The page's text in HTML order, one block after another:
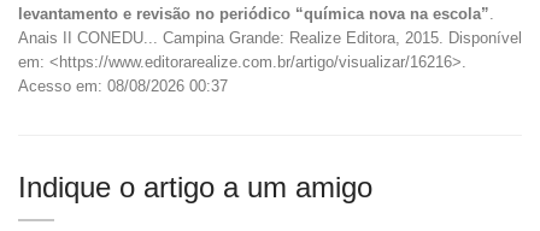
levantamento e revisão no periódico “química nova na escola”
Anais II CONEDU... Campina Grande: Realize Editora, 2015. Disponível
em: <https://www.editorarealize.com.br/artigo/visualizar/16216>.
Acesso em: 08/08/2026 00:37
Indique o artigo a um amigo